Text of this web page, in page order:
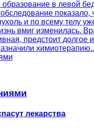
в левой
показало,
и по всему телу
вмиг изменилась.
предстоит долгое
лекарства